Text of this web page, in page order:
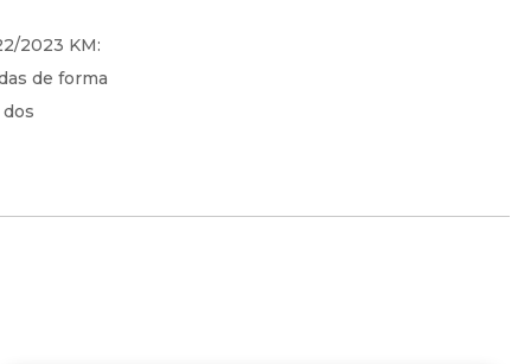
2023 KM:
de forma